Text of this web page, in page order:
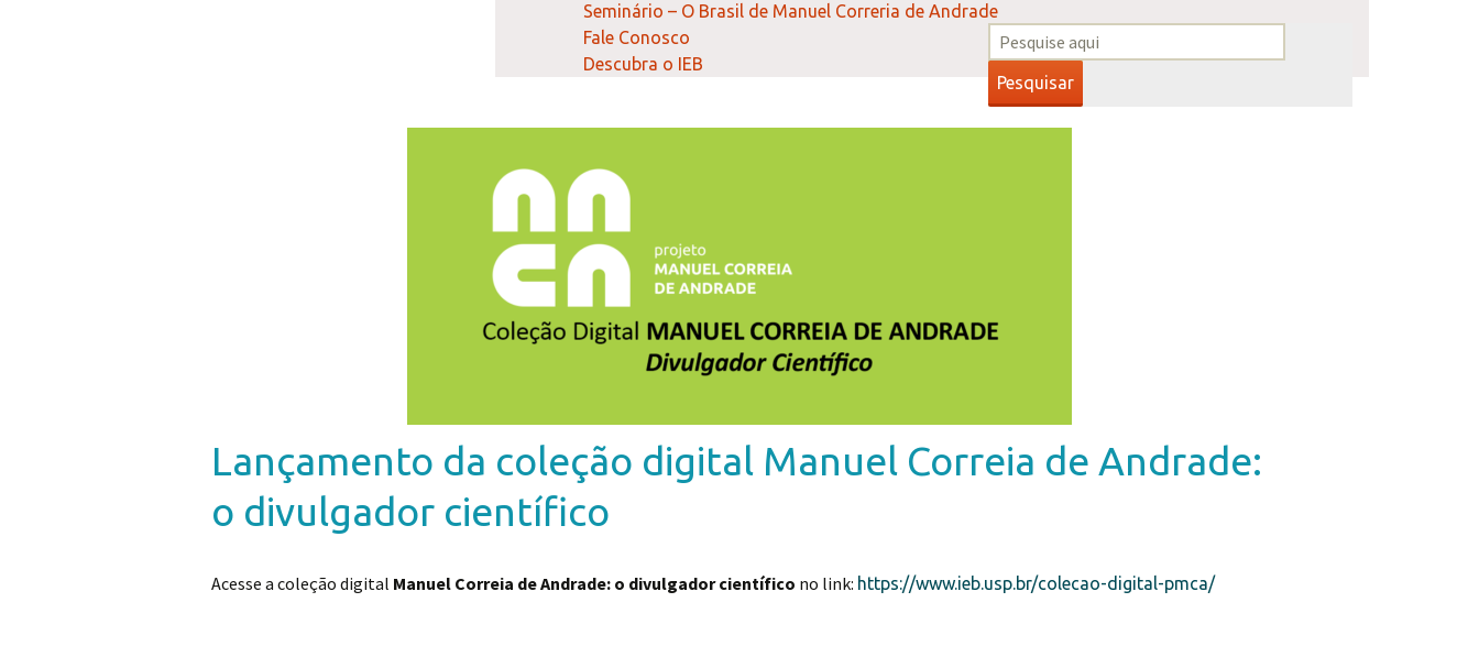
Seminário – O Brasil de Manuel Correria de Andrade
Fale Conosco
Descubra o IEB
Pesquisar
Lançamento da coleção digital Manuel Correia de Andrade:
o divulgador científico
Acesse a coleção digital Manuel Correia de Andrade: o divulgador científico no link: https://www.ieb.usp.br/colecao-digital-pmca/